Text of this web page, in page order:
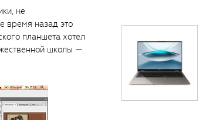
не
время назад это
планшета хотел
школы —